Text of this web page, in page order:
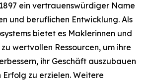
ein vertrauenswürdiger Name
und beruflichen Entwicklung. Als
bietet es Maklerinnen und
wertvollen Ressourcen, um ihre
ihr Geschäft auszubauen
zu erzielen. Weitere